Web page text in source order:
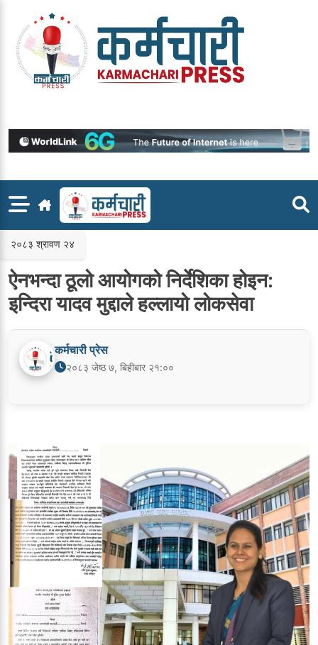
content
२०८३ श्रावण २४
ऐनभन्दा ठूलो आयोगको निर्देशिका होइन:
इन्दिरा यादव मुद्दाले हल्लायो लोकसेवा
कर्मचारी प्रेस
२०८३ जेष्ठ ७, बिहीबार २१:००